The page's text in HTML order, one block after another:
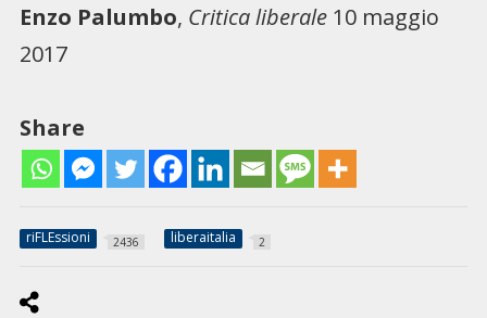
Enzo Palumbo, Critica liberale10 maggio
2017
Share
riFLEssioni 2436 liberaitalia 2